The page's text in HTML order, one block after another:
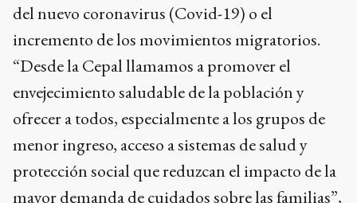
del nuevo coronavirus (Covid-19) o el
incremento de los movimientos migratorios.
“Desde la Cepal llamamos a promover el
envejecimiento saludable de la población y
ofrecer a todos, especialmente a los grupos de
menor ingreso, acceso a sistemas de salud y
protección social que reduzcan el impacto de la
mayor demanda de cuidados sobre las familias”,